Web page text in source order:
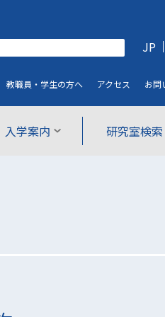
入学案内 研究室検索
JP
教職員・学生の方へ アクセス お問